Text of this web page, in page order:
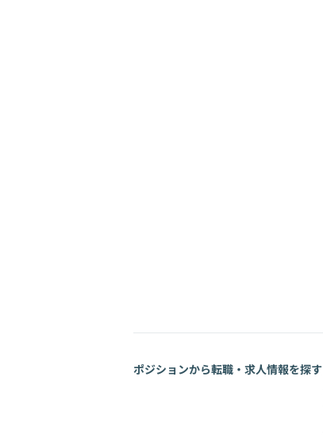
ポジションから転職・求人情報を探す